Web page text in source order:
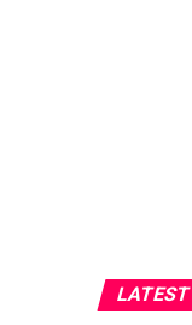
LATEST